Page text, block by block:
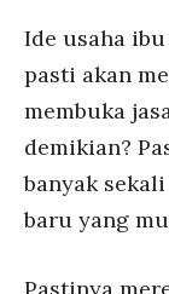
Ide usaha
pasti akan
membuka
demikian?
banyak
baru yang
Pastinya